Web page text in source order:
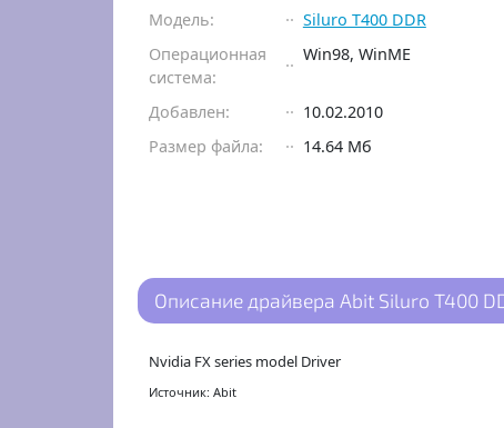
Модель:
Siluro T400 DDR
Операционная
система:
Win98, WinME
Добавлен:
10.02.2010
Размер файла:
14.64 Мб
Описание драйвера Abit Siluro T400
Nvidia FX series model Driver
Источник: Abit